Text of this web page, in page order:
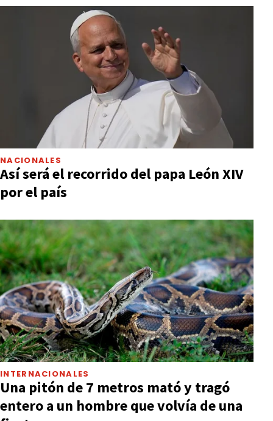
NACIONALES
Así será el recorrido del papa León XIV
por el país
INTERNACIONALES
Una pitón de 7 metros mató y tragó
entero a un hombre que volvía de una